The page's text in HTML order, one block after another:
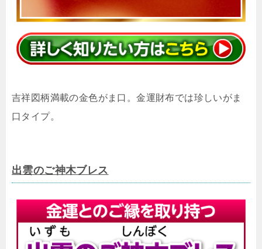
吉祥図柄満載の金色がま口。金運財布では珍しいがま
口タイプ。
出雲のご神木ブレス